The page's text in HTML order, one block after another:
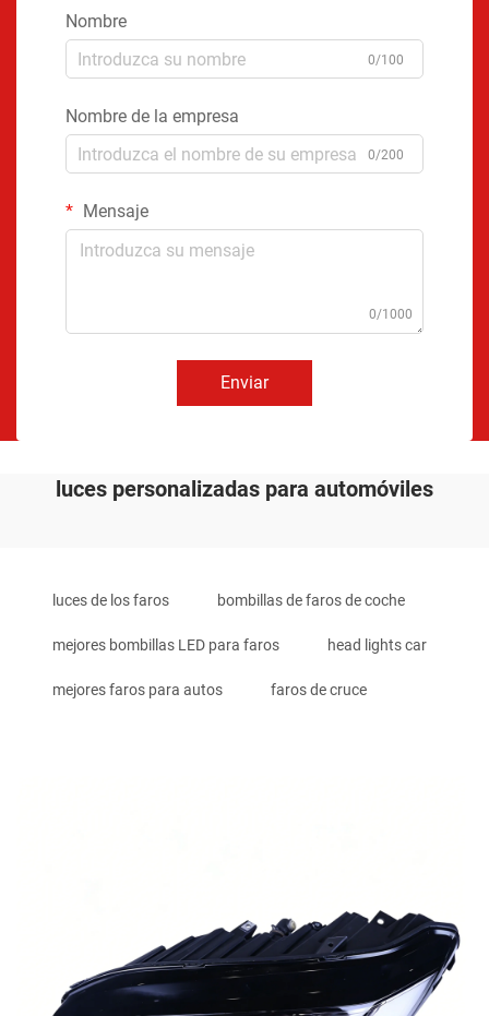
Nombre
0/100
Nombre de la empresa
0/200
Mensaje
0/1000
Enviar
luces personalizadas para automóviles
luces de los faros bombillas de faros de coche
mejores bombillas LED para faros head lights car
mejores faros para autos faros de cruce